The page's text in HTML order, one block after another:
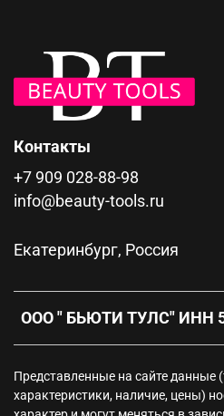
ООО " БЬЮТИ ТУЛС" ИНН
Контакты
+7 909 028-88-98
info@beauty-tools.ru
Екатеринбург, Россия
Представленные на сайте данные
характеристики, наличие, цены)